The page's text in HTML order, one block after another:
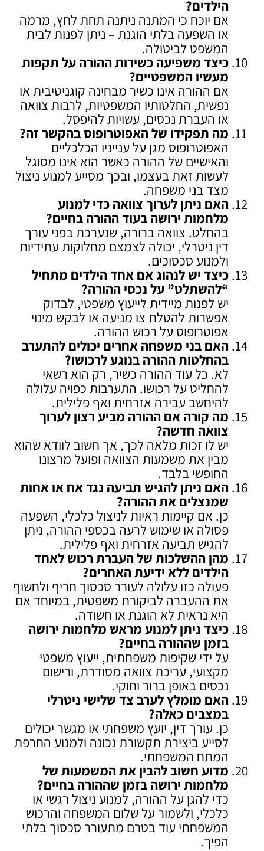
הילדים?
אם יוכח כי המתנה ניתנה תחת לחץ, מרמה
או השפעה בלתי הוגנת – ניתן לפנות לבית
המשפט לביטולה.
כיצד משפיעה כשירות ההורה על תקפות
מעשיו המשפטיים?
אם ההורה אינו כשיר מבחינה קוגניטיבית או
נפשית, החלטותיו המשפטיות, לרבות צוואה
או העברת נכסים, עשויות להיפסל.
מה תפקידו של האפוטרופוס בהקשר זה?
האפוטרופוס מגן על ענייניו הכלכליים
והאישיים של ההורה כאשר הוא אינו מסוגל
לעשות זאת בעצמו, ובכך מסייע למנוע ניצול
מצד בני משפחה.
האם ניתן לערוך צוואה כדי למנוע
מלחמות ירושה בעוד ההורה בחיים?
בהחלט. צוואה ברורה, שנערכת בפני עורך
דין ניטרלי, יכולה לצמצם מחלוקות עתידיות
ולמנוע סכסוכים.
כיצד יש לנהוג אם אחד הילדים מתחיל
“להשתלט” על נכסי ההורה?
יש לפנות מיידית לייעוץ משפטי, לבדוק
אפשרות להטלת צו מניעה או לבקש מינוי
אפוטרופוס על רכוש ההורה.
האם בני משפחה אחרים יכולים להתערב
בהחלטות ההורה בנוגע לרכושו?
לא. כל עוד ההורה כשיר, רק הוא רשאי
להחליט על רכושו. התערבות כפויה עלולה
להיחשב עבירה אזרחית ואף פלילית.
מה קורה אם ההורה מביע רצון לערוך
צוואה חדשה?
יש לו זכות מלאה לכך, אך חשוב לוודא שהוא
מבין את משמעות הצוואה ופועל מרצונו
החופשי בלבד.
האם ניתן להגיש תביעה נגד אח או אחות
שמנצלים את ההורה?
כן. אם קיימות ראיות לניצול כלכלי, השפעה
פסולה או שימוש לרעה בכספי ההורה, ניתן
להגיש תביעה אזרחית ואף פלילית.
מהן ההשלכות של העברת רכוש לאחד
הילדים ללא ידיעת האחרים?
פעולה כזו עלולה לעורר סכסוך חריף ולחשוף
את ההעברה לביקורת משפטית, במיוחד אם
היא נראית לא הוגנת או חשודה.
כיצד ניתן למנוע מראש מלחמות ירושה
בזמן שההורה בחיים?
על ידי שקיפות משפחתית, ייעוץ משפטי
מקצועי, עריכת צוואה מסודרת, ורישום
נכסים באופן ברור וחוקי.
האם מומלץ לערב צד שלישי ניטרלי
במצבים כאלה?
כן. עורך דין, יועץ משפחתי או מגשר יכולים
לסייע ביצירת תקשורת נכונה ולמנוע החרפת
המתח המשפחתי.
מדוע חשוב להבין את המשמעות של
מלחמות ירושה בזמן שההורה בחיים?
כדי להגן על ההורה, למנוע ניצול רגשי או
כלכלי, ולשמור על שלום המשפחה והרכוש
המשפחתי עוד בטרם מתעורר סכסוך בלתי
הפיך.